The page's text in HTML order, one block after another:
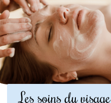
Les soins du visage